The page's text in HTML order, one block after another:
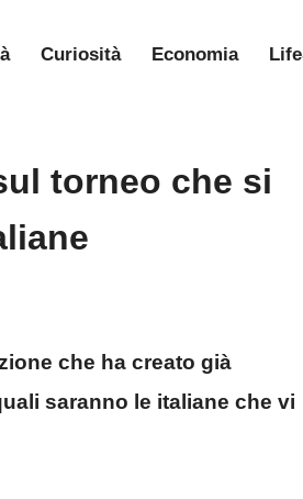
Curiosità Economia
torneo che si
che ha creato già
saranno le italiane che vi